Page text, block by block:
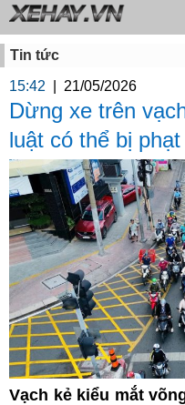
Tin tức
15:42
21/05/2026
Dừng xe trên
luật có thể bị
Vạch kẻ kiểu mắt